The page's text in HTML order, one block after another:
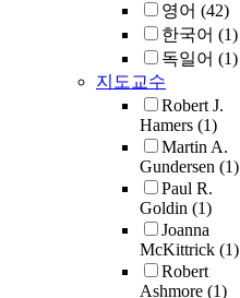
영어 (42)
한국어 (1)
독일어 (1)
지도교수
Robert J.
Hamers (1)
Martin A.
Gundersen (1)
Paul R.
Goldin (1)
Joanna
McKittrick (1)
Robert
Ashmore (1)